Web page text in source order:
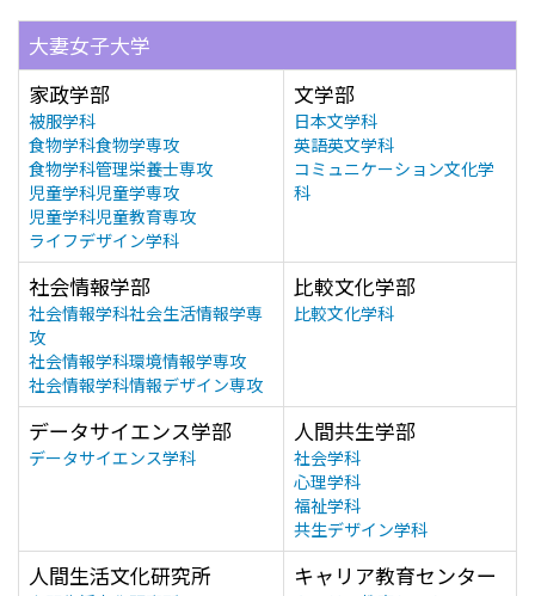
大妻女子大学
家政学部
被服学科
食物学科食物学専攻
食物学科管理栄養士専攻
児童学科児童学専攻
児童学科児童教育専攻
ライフデザイン学科
文学部
日本文学科
英語英文学科
コミュニケーション文化学
科
社会情報学部
社会情報学科社会生活情報学専
攻
社会情報学科環境情報学専攻
社会情報学科情報デザイン専攻
比較文化学部
比較文化学科
データサイエンス学部
データサイエンス学科
人間共生学部
社会学科
心理学科
福祉学科
共生デザイン学科
人間生活文化研究所 キャリア教育センター